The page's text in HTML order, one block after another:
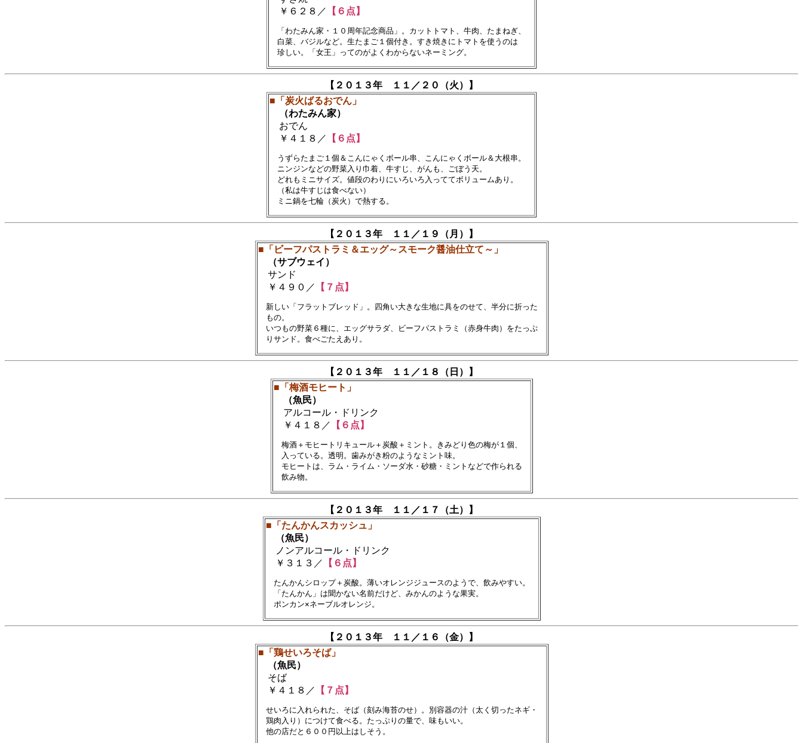
￥６２８／
【６点】
「わたみん家・１０周年記念商品」。カットトマト、牛肉、たまねぎ、
白菜、バジルなど。生たまご１個付き。すき焼きにトマトを使うのは
【２０１３年 １１／２０（火）】
■「炭火ばるおでん」
（わたみん家）
おでん
￥４１８／
【６点】
うずらたまご１個＆こんにゃくボール串、こんにゃくボール＆大根串。
ニンジンなどの野菜入り巾着、牛すじ、がんも、ごぼう天。
どれもミニサイズ。値段のわりにいろいろ入っててボリュームあり。
（私は牛すじは食べない）
【２０１３年 １１／１９（月）】
■「ビーフパストラミ＆エッグ～スモーク醤油仕立て～」
（サブウェイ）
サンド
￥４９０／ 【７点】
新しい「フラットブレッド」。四角い大きな生地に具をのせて、半分に折った
もの。
いつもの野菜６種に、エッグサラダ、ビーフパストラミ（赤身牛肉）をたっぷ
【２０１３年 １１／１８（日）】
■「梅酒モヒート」
（魚民）
アルコール・ドリンク
￥４１８／ 【６点】
梅酒＋モヒートリキュール＋炭酸＋ミント。きみどり色の梅が１個、
入っている。透明。歯みがき粉のようなミント味。
モヒートは、ラム・ライム・ソーダ水・砂糖・ミントなどで作られる
【２０１３年 １１／１７（土）】
■「たんかんスカッシュ」
（魚民）
ノンアルコール・ドリンク
￥３１３／ 【６点】
たんかんシロップ＋炭酸。薄いオレンジジュースのようで、飲みやすい。
「たんかん」は聞かない名前だけど、みかんのような果実。
【２０１３年 １１／１６（金）】
■「鶏せいろそば」
（魚民）
そば
￥４１８／ 【７点】
せいろに入れられた、そば（刻み海苔のせ）。別容器の汁（太く切ったネギ・
鶏肉入り）につけて食べる。たっぷりの量で、味もいい。